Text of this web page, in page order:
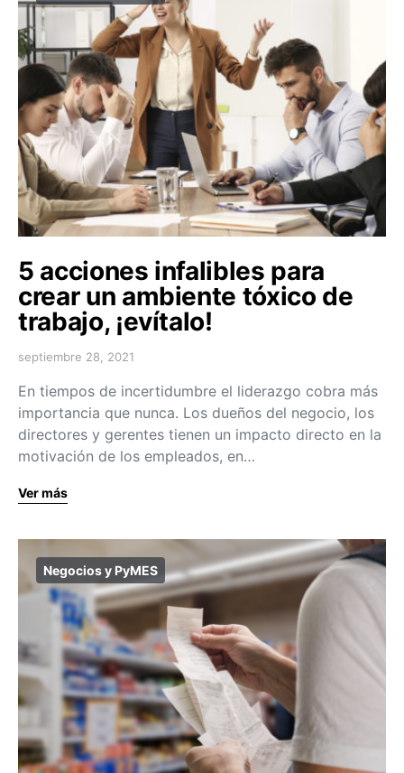
5 acciones infalibles para
crear un ambiente tóxico de
trabajo, ¡evítalo!
septiembre 28, 2021
En tiempos de incertidumbre el liderazgo cobra más
importancia que nunca. Los dueños del negocio, los
directores y gerentes tienen un impacto directo en la
motivación de los empleados, en…
Ver más
Negocios y PyMES